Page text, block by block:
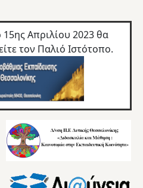
15ης Απριλίου 2023 θα
τον Παλιό Ιστότοπο.